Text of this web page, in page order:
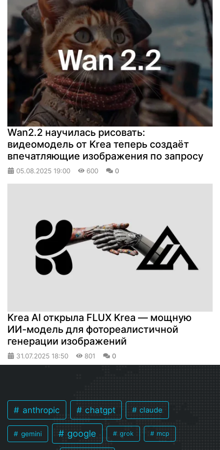
Wan2.2 научилась рисовать:
видеомодель от Krea теперь создаёт
впечатляющие изображения по запросу
05.08.2025 19:00 600 0
Krea AI открыла FLUX Krea — мощную
ИИ-модель для фотореалистичной
генерации изображений
31.07.2025 18:50 801 0
anthropic chatgpt claude
gemini google grok mcp